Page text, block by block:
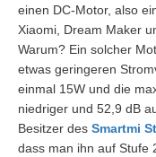
einen DC-Motor, also
Xiaomi, Dream Maker
Warum? Ein solcher
etwas geringeren
einmal 15W und die
niedriger und 52,9 dB
Besitzer des Smartmi
dass man ihn auf Stufe